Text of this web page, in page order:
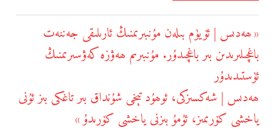
يازما
يۆتكەش
Previous
Post:
ھەدىس | ئۆيۈم بىلەن مۇنبىرىمنىڭ ئارىلىقى جەننەت
باغچىلىرىدىن بىر باغچىدۇر. مۇنبىرىم ھەۋزە كەۋسىرىمنىڭ
ئۈستىدىدۇر
Next
Post:
ھەدىس | شەكسىزكى، ئوھۇد تېخى شۇنداق بىر تاغكى بىز ئۇنى
ياخشى كۆرىمىز، ئۇمۇ بىزنى ياخشى كۆرىدۇ